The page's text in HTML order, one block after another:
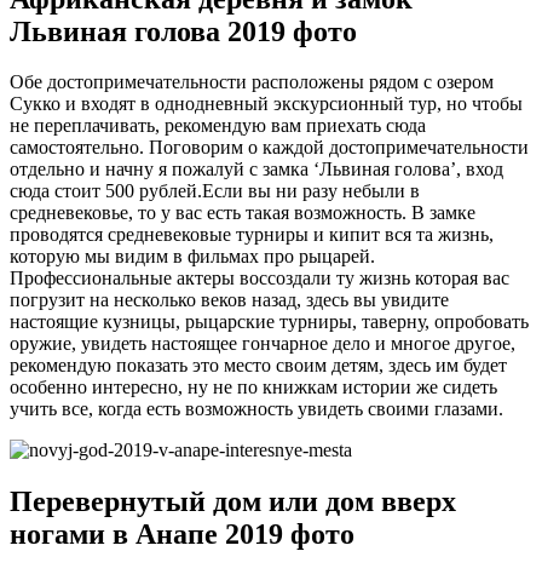
Львиная голова 2019 фото
Обе достопримечательности расположены рядом с озером
Сукко и входят в однодневный экскурсионный тур, но чтобы
не переплачивать, рекомендую вам приехать сюда
самостоятельно. Поговорим о каждой достопримечательности
отдельно и начну я пожалуй с замка ‘Львиная голова’, вход
сюда стоит 500 рублей.Если вы ни разу небыли в
средневековье, то у вас есть такая возможность. В замке
проводятся средневековые турниры и кипит вся та жизнь,
которую мы видим в фильмах про рыцарей.
Профессиональные актеры воссоздали ту жизнь которая вас
погрузит на несколько веков назад, здесь вы увидите
настоящие кузницы, рыцарские турниры, таверну, опробовать
оружие, увидеть настоящее гончарное дело и многое другое,
рекомендую показать это место своим детям, здесь им будет
особенно интересно, ну не по книжкам истории же сидеть
учить все, когда есть возможность увидеть своими глазами.
Перевернутый дом или дом вверх
ногами в Анапе 2019 фото